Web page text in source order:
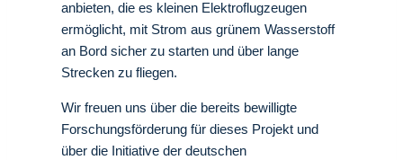
anbieten, die es kleinen Elektroflugzeugen
ermöglicht, mit Strom aus grünem Wasserstoff
an Bord sicher zu starten und über lange
Strecken zu fliegen.
Wir freuen uns über die bereits bewilligte
Forschungsförderung für dieses Projekt und
über die Initiative der deutschen